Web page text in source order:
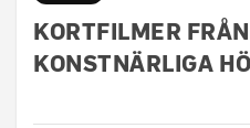
KORTFILMER
KONSTNÄRLIGA